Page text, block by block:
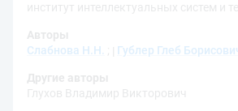
институт интеллектуальных систем и
Авторы
Слабнова Н.Н.
Гублер Глеб
Другие авторы
Глухов Владимир Викторович